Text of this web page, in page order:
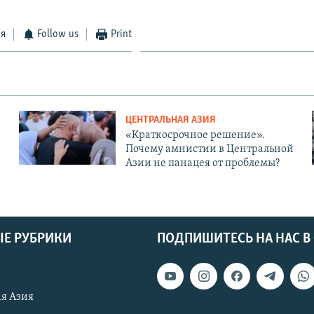
Follow us Print
ЦЕНТРАЛЬНАЯ АЗИЯ
«Краткосрочное решение».
Почему амнистии в Центральной
Азии не панацея от проблемы?
ПОДПИШИТЕСЬ НА НАС В
РУБРИКИ
Азия